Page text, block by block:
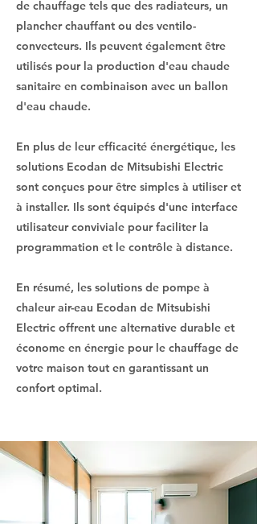
de chauffage tels que des radiateurs, un
plancher chauffant ou des ventilo-
convecteurs. Ils peuvent également être
utilisés pour la production d'eau chaude
sanitaire en combinaison avec un ballon
d'eau chaude.
En plus de leur efficacité énergétique, les
solutions Ecodan de Mitsubishi Electric
sont conçues pour être simples à utiliser et
à installer. Ils sont équipés d'une interface
utilisateur conviviale pour faciliter la
programmation et le contrôle à distance.
En résumé, les solutions de pompe à
chaleur air-eau Ecodan de Mitsubishi
Electric offrent une alternative durable et
économe en énergie pour le chauffage de
votre maison tout en garantissant un
confort optimal.